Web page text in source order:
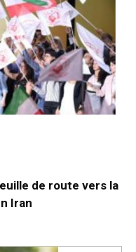
de route vers la
Iran